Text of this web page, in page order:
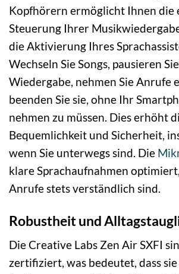
Kopfhörern ermöglicht Ihnen die
Steuerung Ihrer
die Aktivierung Ihres
Wechseln Sie Songs, pausieren
Wiedergabe, nehmen Sie Anrufe
beenden Sie sie, ohne Ihr
nehmen zu müssen. Dies erhöht
Bequemlichkeit und Sicherheit,
wenn Sie unterwegs sind. Die
klare Sprachaufnahmen
Anrufe stets verständlich sind.
Robustheit und
Die Creative Labs Zen Air SXFI
zertifiziert, was bedeutet, dass sie